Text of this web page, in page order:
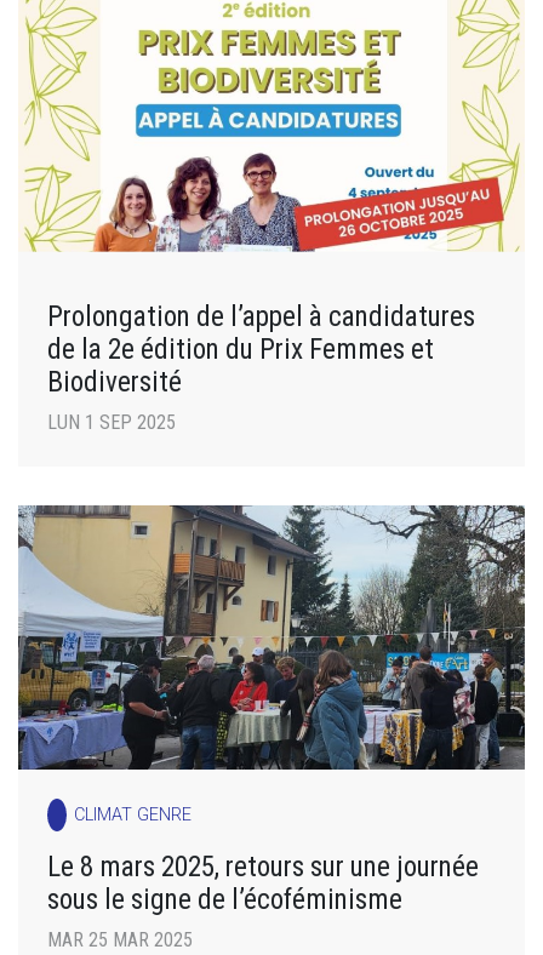
Prolongation de l’appel à candidatures
de la 2e édition du Prix Femmes et
Biodiversité
LUN 1 SEP 2025
CLIMAT GENRE
Le 8 mars 2025, retours sur une journée
sous le signe de l’écoféminisme
MAR 25 MAR 2025